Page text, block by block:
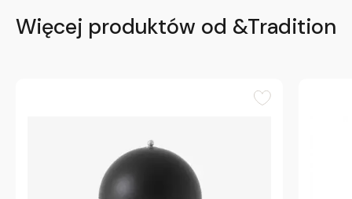
Więcej produktów od &Tradition